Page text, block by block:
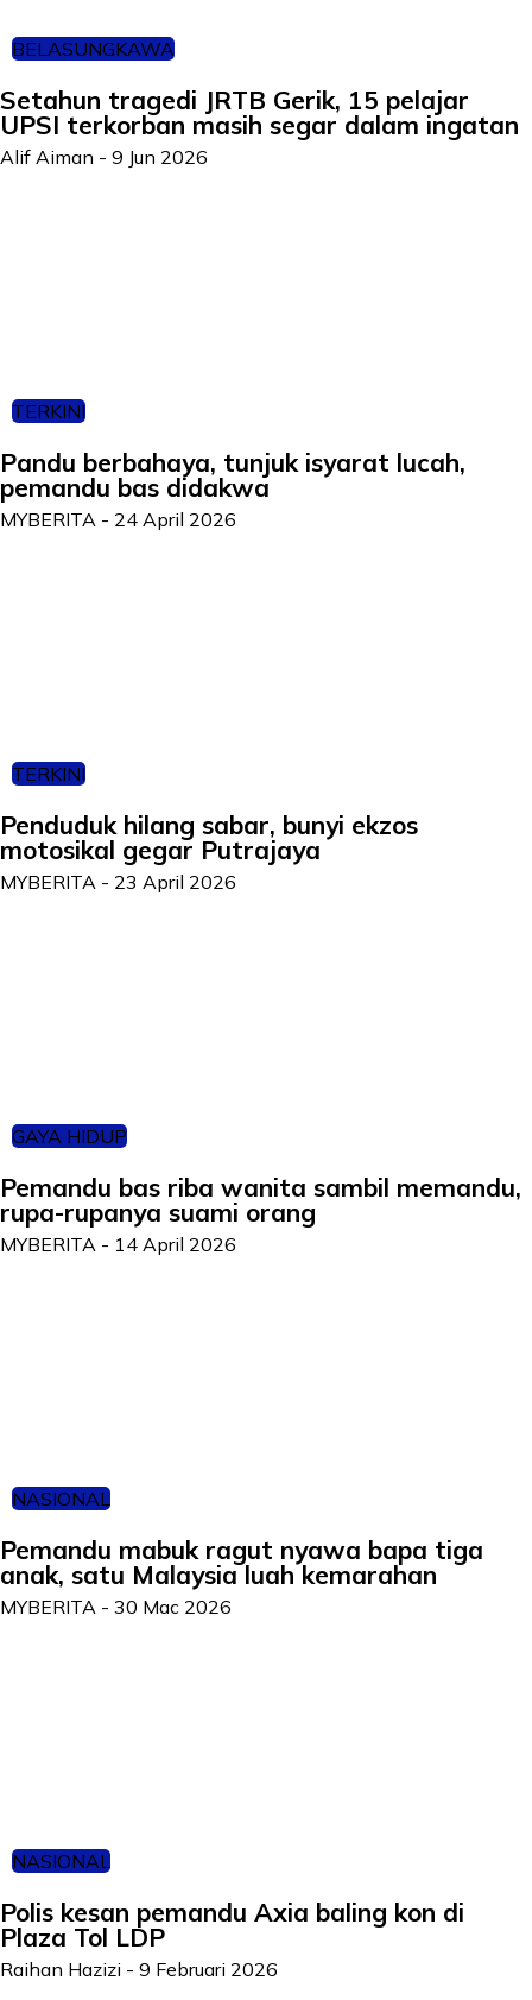
BELASUNGKAWA
Setahun tragedi JRTB Gerik, 15 pelajar
UPSI terkorban masih segar dalam ingatan
Alif Aiman - 9 Jun 2026
TERKINI
Pandu berbahaya, tunjuk isyarat lucah,
pemandu bas didakwa
MYBERITA - 24 April 2026
TERKINI
Penduduk hilang sabar, bunyi ekzos
motosikal gegar Putrajaya
MYBERITA - 23 April 2026
GAYA HIDUP
Pemandu bas riba wanita sambil memandu,
rupa-rupanya suami orang
MYBERITA - 14 April 2026
NASIONAL
Pemandu mabuk ragut nyawa bapa tiga
anak, satu Malaysia luah kemarahan
MYBERITA - 30 Mac 2026
NASIONAL
Polis kesan pemandu Axia baling kon di
Plaza Tol LDP
Raihan Hazizi - 9 Februari 2026